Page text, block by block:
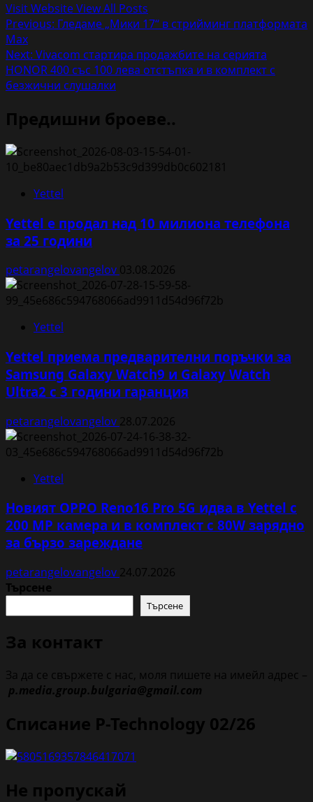
Visit WebsiteView All Posts
Post
navigation
Previous: Гледаме „Мики 17“ в стрийминг платформата
Max
Next: Vivacom стартира продажбите на серията
HONOR 400 със 100 лева отстъпка и в комплект с
безжични слушалки
Предишни броеве..
Yettel
Yettel е продал над 10 милиона телефона
за 25 години
petarangelovangelov 03.08.2026
Yettel
Yettel приема предварителни поръчки за
Samsung Galaxy Watch9 и Galaxy Watch
Ultra2 с 3 години гаранция
petarangelovangelov 28.07.2026
Yettel
Новият OPPO Reno16 Pro 5G идва в Yettel с
200 MP камера и в комплект с 80W зарядно
за бързо зареждане
petarangelovangelov 24.07.2026
Търсене
Търсене
За контакт
За да се свържете с нас, моля пишете на имейл адрес –
p.media.group.bulgaria@gmail.com
Списание P-Technology 02/26
Не пропускай